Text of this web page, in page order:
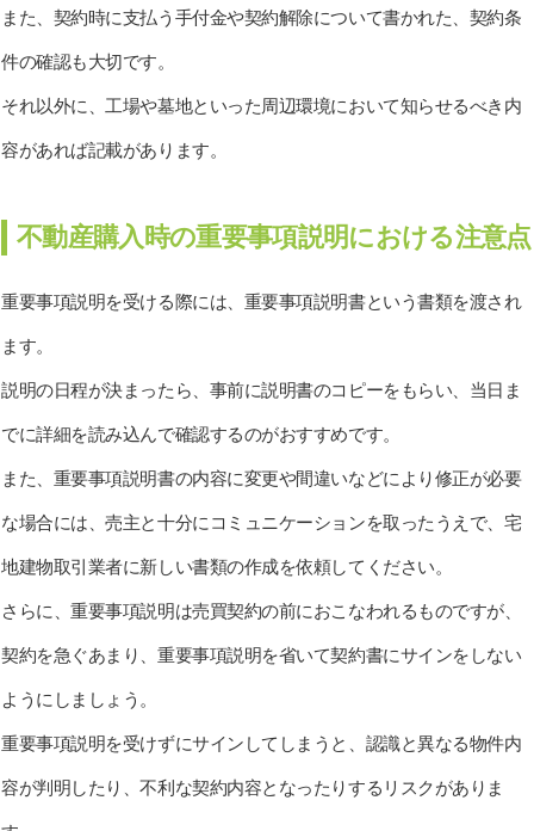
また、契約時に支払う手付金や契約解除について書かれた、契約条
件の確認も大切です。
それ以外に、工場や墓地といった周辺環境において知らせるべき内
容があれば記載があります。
不動産購入時の重要事項説明における注意点
重要事項説明を受ける際には、重要事項説明書という書類を渡され
ます。
説明の日程が決まったら、事前に説明書のコピーをもらい、当日ま
でに詳細を読み込んで確認するのがおすすめです。
また、重要事項説明書の内容に変更や間違いなどにより修正が必要
な場合には、売主と十分にコミュニケーションを取ったうえで、宅
地建物取引業者に新しい書類の作成を依頼してください。
さらに、重要事項説明は売買契約の前におこなわれるものですが、
契約を急ぐあまり、重要事項説明を省いて契約書にサインをしない
ようにしましょう。
重要事項説明を受けずにサインしてしまうと、認識と異なる物件内
容が判明したり、不利な契約内容となったりするリスクがありま